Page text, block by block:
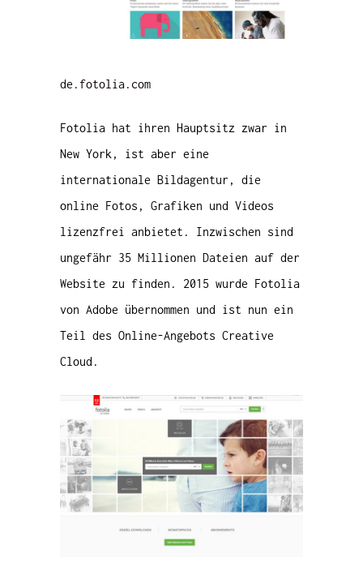
de.fotolia.com
Fotolia hat ihren Hauptsitz zwar in
New York, ist aber eine
internationale Bildagentur, die
online Fotos, Grafiken und Videos
lizenzfrei anbietet. Inzwischen sind
ungefähr 35 Millionen Dateien auf der
Website zu finden. 2015 wurde Fotolia
von Adobe übernommen und ist nun ein
Teil des Online-Angebots Creative
Cloud.